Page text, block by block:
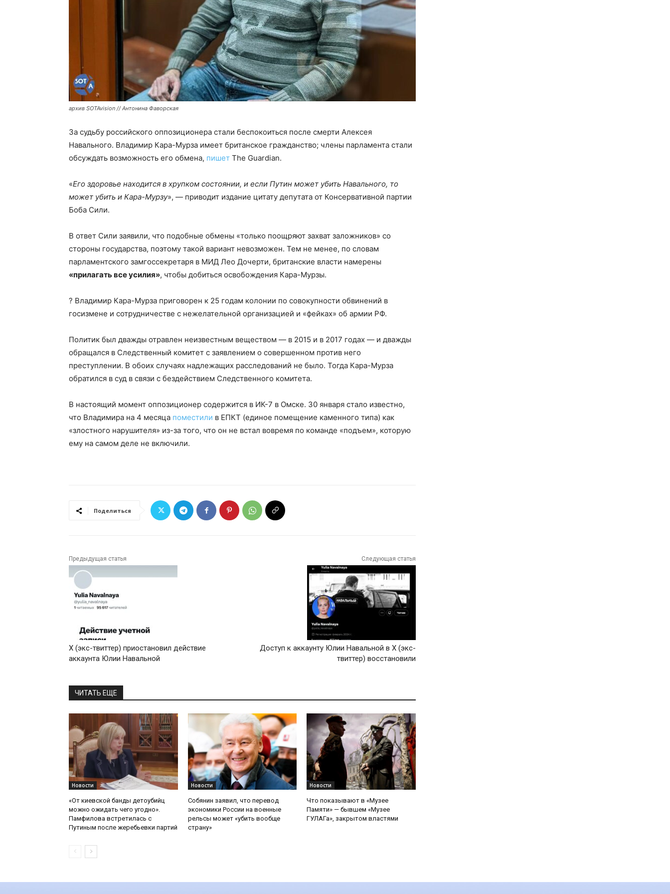
архив SOTAvision // Антонина Фаворская
За судьбу российского оппозиционера стали беспокоиться после смерти Алексея
Навального. Владимир Кара-Мурза имеет британское гражданство; члены парламента стали
обсуждать возможность его обмена, пишет The Guardian.
«Его здоровье находится в хрупком состоянии, и если Путин может убить Навального, то
может убить и Кара-Мурзу», — приводит издание цитату депутата от Консервативной партии
Боба Сили.
В ответ Сили заявили, что подобные обмены «только поощряют захват заложников» со
стороны государства, поэтому такой вариант невозможен. Тем не менее, по словам
парламентского замгоссекретаря в МИД Лео Дочерти, британские власти намерены
«прилагать все усилия», чтобы добиться освобождения Кара-Мурзы.
? Владимир Кара-Мурза приговорен к 25 годам колонии по совокупности обвинений в
госизмене и сотрудничестве с нежелательной организацией и «фейках» об армии РФ.
Политик был дважды отравлен неизвестным веществом — в 2015 и в 2017 годах — и дважды
обращался в Следственный комитет с заявлением о совершенном против него
преступлении. В обоих случаях надлежащих расследований не было. Тогда Кара-Мурза
обратился в суд в связи с бездействием Следственного комитета.
В настоящий момент оппозиционер содержится в ИК-7 в Омске. 30 января стало известно,
что Владимира на 4 месяца поместили в ЕПКТ (единое помещение каменного типа) как
«злостного нарушителя» из-за того, что он не встал вовремя по команде «подъем», которую
ему на самом деле не включили.
Поделиться
Предыдущая статья
X (экс-твиттер) приостановил действие
аккаунта Юлии Навальной
Следующая статья
Доступ к аккаунту Юлии Навальной в X (экс-
твиттер) восстановили
ЧИТАТЬ ЕЩЕ
Новости
«От киевской банды детоубийц
можно ожидать чего угодно».
Памфилова встретилась с
Путиным после жеребьевки партий
Новости
Собянин заявил, что перевод
экономики России на военные
рельсы может «убить вообще
страну»
Новости
Что показывают в «Музее
Памяти» — бывшем «Музее
ГУЛАГа», закрытом властями